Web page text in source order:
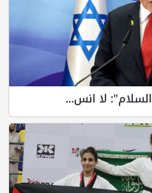
لا انس...